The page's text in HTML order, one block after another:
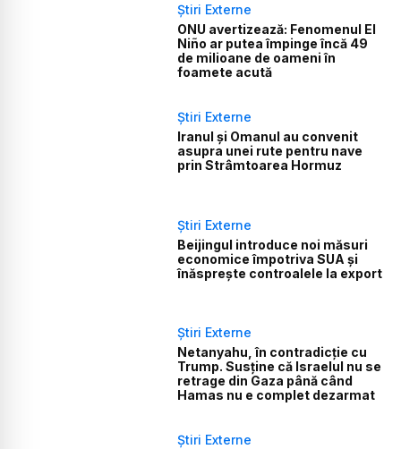
Știri Externe
ONU avertizează: Fenomenul El
Niño ar putea împinge încă 49
de milioane de oameni în
foamete acută
Știri Externe
Iranul și Omanul au convenit
asupra unei rute pentru nave
prin Strâmtoarea Hormuz
Știri Externe
Beijingul introduce noi măsuri
economice împotriva SUA și
înăsprește controalele la export
Știri Externe
Netanyahu, în contradicție cu
Trump. Susține că Israelul nu se
retrage din Gaza până când
Hamas nu e complet dezarmat
Știri Externe